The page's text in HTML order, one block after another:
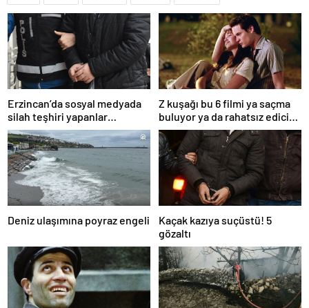
Erzincan’da sosyal medyada
silah teşhiri yapanlar
yakalandı
Z kuşağı bu 6 filmi ya saçma
buluyor ya da rahatsız edici
ve toksik!
Deniz ulaşımına poyraz engeli
Kaçak kazıya suçüstü! 5
gözaltı